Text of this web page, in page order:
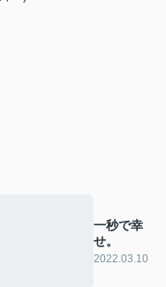
一秒で幸
せ。
2022.03.10